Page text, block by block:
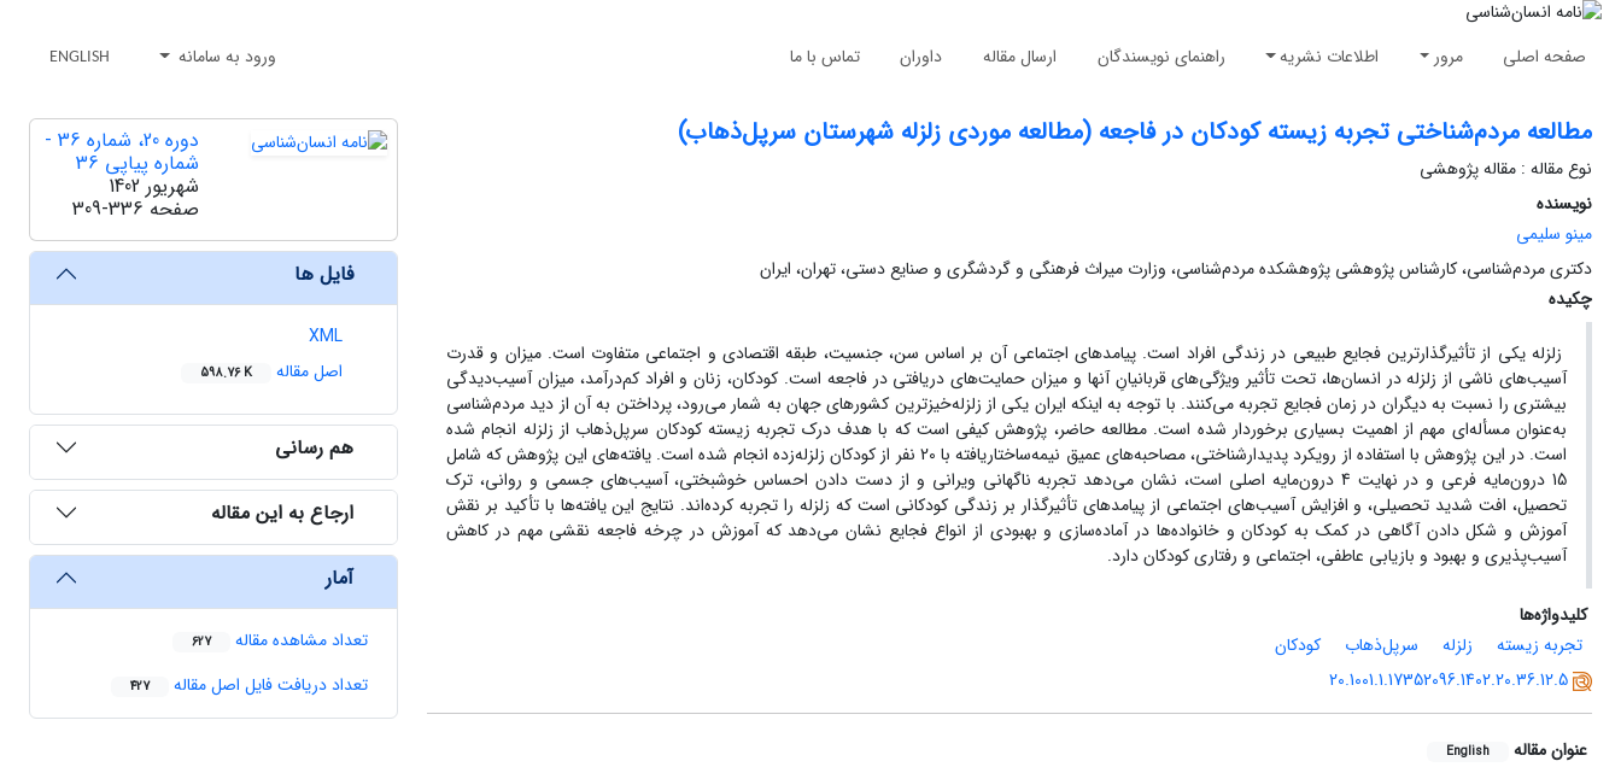
صفحه اصلی مرور اطلاعات نشریه راهنمای نویسندگان ارسال مقاله داوران تماس با ما ورود به سامانه ENGLISH
مطالعه مردم‌شناختی تجربه زیسته کودکان در فاجعه (مطالعه موردی زلزله شهرستان سرپل‌ذهاب)
نوع مقاله : مقاله پژوهشی
نویسنده
مینو سلیمی
دکتری مردم‌شناسی، کارشناس پژوهشی پژوهشکده مردم‌شناسی، وزارت میراث فرهنگی و گردشگری و صنایع دستی، تهران، ایران
چکیده
زلزله یکی از تأثیرگذارترین فجایع طبیعی در زندگی افراد است. پیامدهای اجتماعی آن بر اساس سن، جنسیت، طبقه اقتصادی و اجتماعی متفاوت است. میزان و قدرت
آسیب‌های ناشی از زلزله در انسان‌ها، تحت تأثیر ویژگی‌های قربانیانِ آنها و میزان حمایت‌های دریافتی در فاجعه است. کودکان، زنان و افراد کم‌درآمد، میزان آسیب‌دیدگی
بیشتری را نسبت به دیگران در زمان فجایع تجربه می‌کنند. با توجه به اینکه ایران یکی از زلزله‌خیزترین کشورهای جهان به شمار می‌رود، پرداختن به آن از دید مردم‌شناسی
به‌عنوان مسأله‌ای مهم از اهمیت بسیاری برخوردار شده‌ است. مطالعه حاضر، پژوهش کیفی است که با هدف درک تجربه زیسته کودکان سرپل‌ذهاب از زلزله انجام شده
است. در این پژوهش با استفاده از رویکرد پدیدارشناختی، مصاحبه‌های عمیق نیمه‌ساختاریافته با 20 نفر از کودکان زلزله‌زده انجام شده است. یافته‌های این پژوهش که شامل
15 درون‌مایه فرعی و در نهایت 4 درون‌مایه اصلی است، نشان می‌دهد تجربه ناگهانی ویرانی و از دست دادن احساس خوشبختی، آسیب‌های جسمی و روانی، ترک
تحصیل، افت شدید تحصیلی، و افزایش آسیب‌های اجتماعی از پیامدهای تأثیرگذار بر زندگی کودکانی است که زلزله را تجربه کرده‌اند. نتایج این یافته‌ها با تأکید بر نقش
آموزش و شکل دادن آگاهی در کمک به کودکان و خانواده‌ها در آماده‌سازی و بهبودی از انواع فجایع نشان می‌دهد که آموزش در چرخه فاجعه نقشی مهم در کاهش
آسیب‌پذیری و بهبود و بازیابی عاطفی، اجتماعی و رفتاری کودکان دارد.
کلیدواژه‌ها
تجربه زیسته
زلزله سرپل‌ذهاب
کودکان
20.1001.1.17352096.1402.20.36.12.5
عنوان مقاله English
دوره 20، شماره 36 -
شماره پیاپی 36
شهریور 1402
صفحه 309-336
فایل ها
XML
اصل مقاله
598.76 K
هم رسانی
ارجاع به این مقاله
آمار
تعداد مشاهده مقاله 627
تعداد دریافت فایل اصل مقاله 427